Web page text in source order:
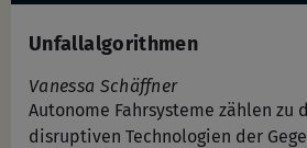
Unfallalgorithmen
Vanessa Schäffner
Autonome Fahrsysteme zählen zu
disruptiven Technologien der